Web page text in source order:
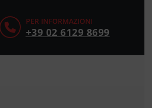
PER INFORMAZIONI
+39 02 6129 8699